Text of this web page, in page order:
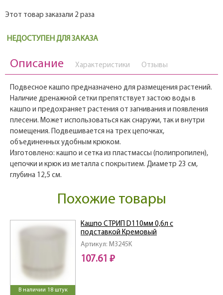
Этот товар заказали 2 раза
НЕДОСТУПЕН ДЛЯ ЗАКАЗА
Описание Характеристики Отзывы
Подвесное кашпо предназначено для размещения растений.
Наличие дренажной сетки препятствует застою воды в
кашпо и предохраняет растения от загнивания и появления
плесени. Может использоваться как снаружи, так и внутри
помещения. Подвешивается на трех цепочках,
объединенных удобным крюком.
Изготовлено: кашпо и сетка из пластмассы (полипропилен),
цепочки и крюк из металла с покрытием. Диаметр 23 см,
глубина 12,5 см.
Похожие товары
В наличии 18 штук
Артикул: M3245K
Кашпо СТРИП D110мм 0,6л с
подставкой Кремовый
107.61 ₽